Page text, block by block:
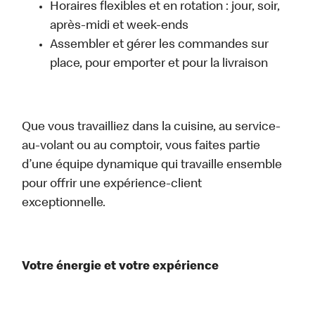
Horaires flexibles et en rotation : jour, soir,
après-midi et week-ends
Assembler et gérer les commandes sur
place, pour emporter et pour la livraison
Que vous travailliez dans la cuisine, au service-
au-volant ou au comptoir, vous faites partie
d’une équipe dynamique qui travaille ensemble
pour offrir une expérience-client
exceptionnelle.
Votre énergie et votre expérience